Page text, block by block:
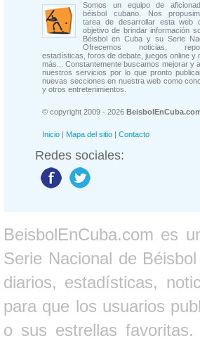
Somos un equipo de
béisbol cubano. Nos
tarea de desarrollar esta web
objetivo de brindar información
Béisbol en Cuba y su Serie
Ofrecemos noticias,
estadísticas, foros de debate, juegos online y
más... Constantemente buscamos mejorar y
nuestros servicios por lo que pronto
nuevas secciones en nuestra web como
y otros entretenimientos.
© copyright 2009 - 2026
Inicio | Mapa del sitio | Contacto
Redes sociales:
BeisbolEnCuba.com es
Serie Nacional de
diarios, estadísticas,
para que los usuarios
o sus estrellas